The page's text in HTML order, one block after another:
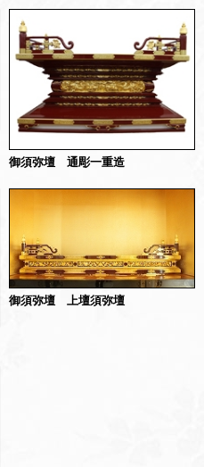
御須弥壇 通彫一重造
御須弥壇 上壇須弥壇